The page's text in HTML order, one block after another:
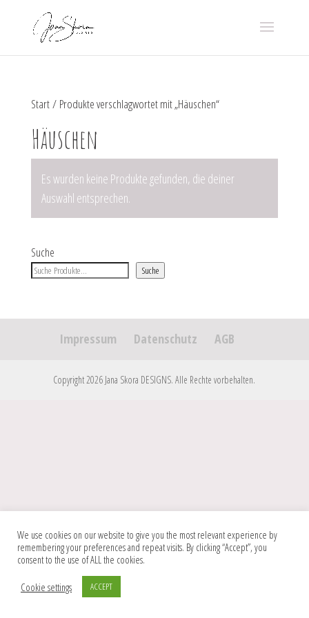
Start/ Produkte verschlagwortet mit „Häuschen“
Häuschen
Es wurden keine Produkte gefunden, die deiner
Auswahl entsprechen.
Suche
Suche
Impressum Datenschutz AGB
Copyright 2026 Jana Skora DESIGNS. Alle Rechte vorbehalten.
We use cookies on our website to give you the most relevant experience by
remembering your preferences and repeat visits. By clicking “Accept”, you
consent to the use of ALL the cookies.
Cookie settings
ACCEPT